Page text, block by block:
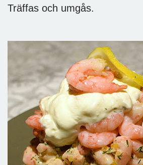
Träffas och umgås.